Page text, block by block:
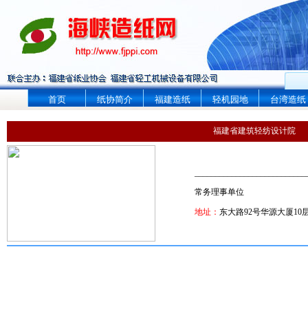
首页 纸协简介 福建造纸 轻机园地 台湾造纸
福建省建筑轻纺设计院
常务理事单位
地址： 东大路92号华源大厦10